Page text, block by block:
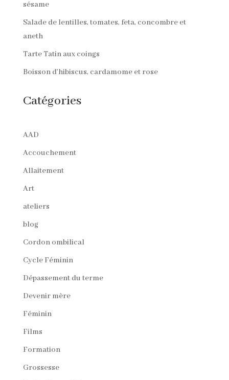
sésame
Salade de lentilles, tomates, feta, concombre et
aneth
Tarte Tatin aux coings
Boisson d’hibiscus, cardamome et rose
Catégories
AAD
Accouchement
Allaitement
Art
ateliers
blog
Cordon ombilical
Cycle Féminin
Dépassement du terme
Devenir mère
Féminin
Films
Formation
Grossesse